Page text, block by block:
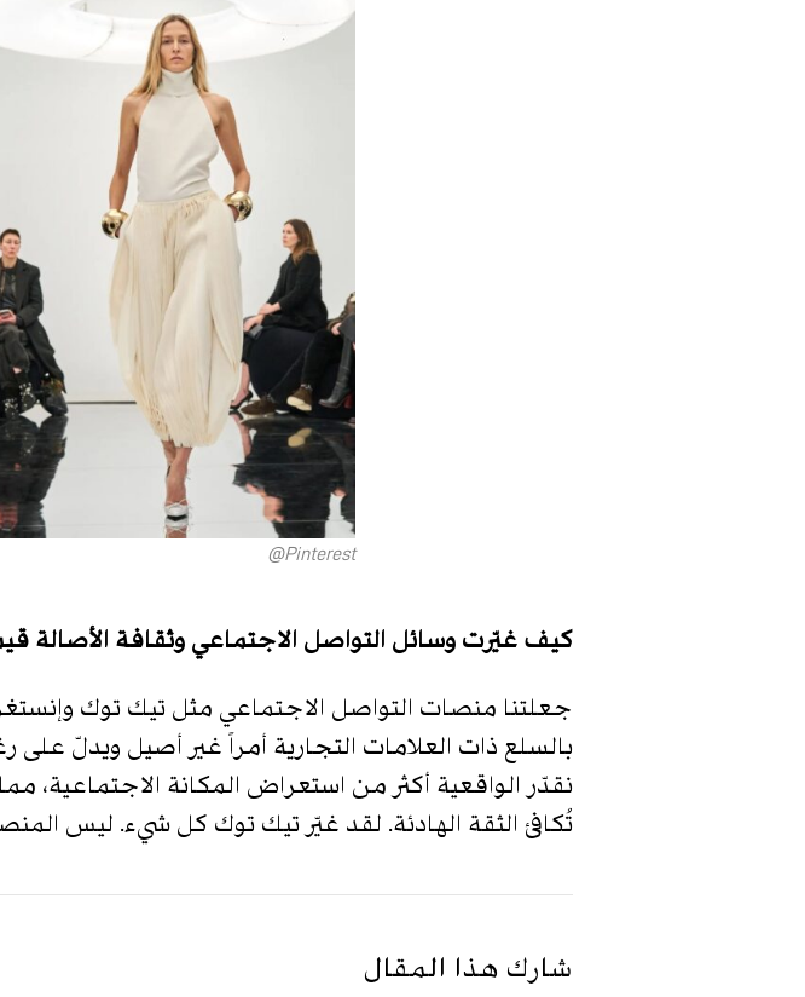
Pinterest@
كيف غيّرت وسائل التواصل الاجتماعي وثقافة الأصالة
جعلتنا منصات التواصل الاجتماعي مثل تيك توك
بالسلع ذات العلامات التجارية أمراً غير أصيل ويدلّ
نقدّر الواقعية أكثر من استعراض المكانة الاجتماعية،
تُكافئ الثقة الهادئة. لقد غيّر تيك توك كل شيء. ليس
شارك هذا المقال